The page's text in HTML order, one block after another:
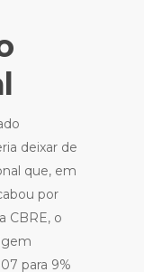
deixar de
que, em
por
CBRE, o
para 9%